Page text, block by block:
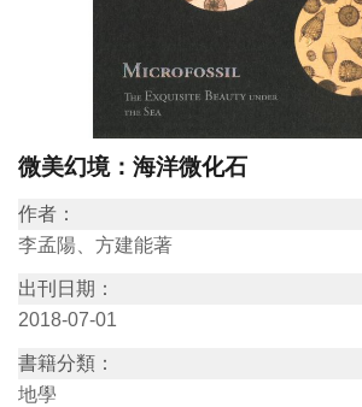
展
覽
資
訊
教
育
微美幻境：海洋微化石
作者：
李孟陽、方建能著
出刊日期：
2018-07-01
書籍分類：
地學